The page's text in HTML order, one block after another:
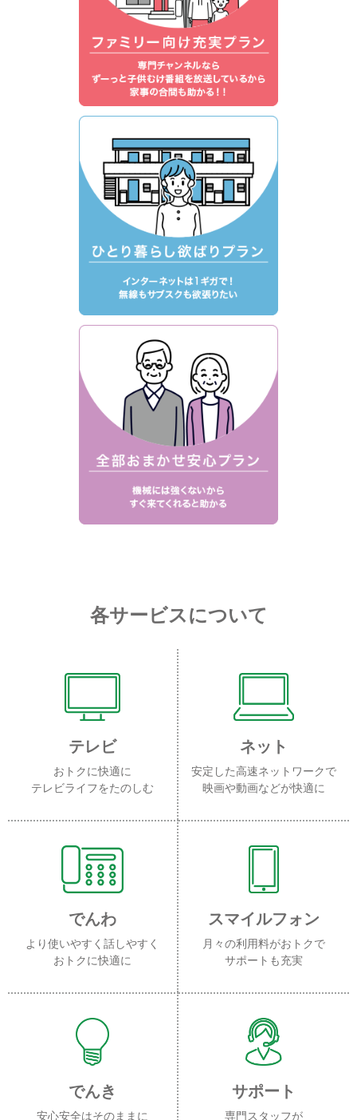
各サービスについて
テレビ
おトクに快適に
テレビライフをたのしむ
ネット
安定した高速ネットワークで
映画や動画などが快適に
でんわ
より使いやすく話しやすく
おトクに快適に
スマイルフォン
月々の利用料がおトクで
サポートも充実
でんき
安心安全はそのままに
サポート
専門スタッフが